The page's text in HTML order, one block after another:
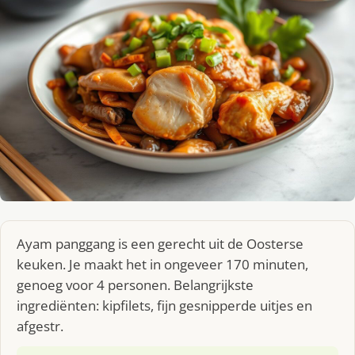
Ayam panggang is een gerecht uit de Oosterse
keuken. Je maakt het in ongeveer 170 minuten,
genoeg voor 4 personen. Belangrijkste
ingrediënten: kipfilets, fijn gesnipperde uitjes en
afgestr.